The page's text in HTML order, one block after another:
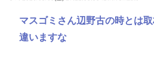
マスゴミさん辺野古の時とは
違いますな